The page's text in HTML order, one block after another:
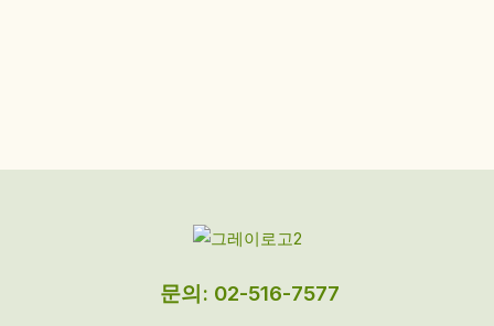
문의: 02-516-7577